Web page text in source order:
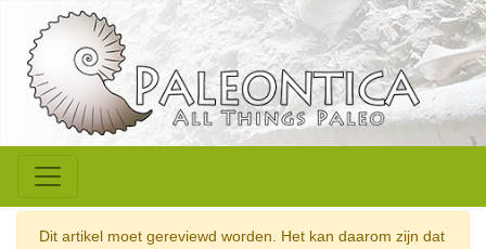
Dit artikel moet gereviewd worden. Het kan daarom zijn dat